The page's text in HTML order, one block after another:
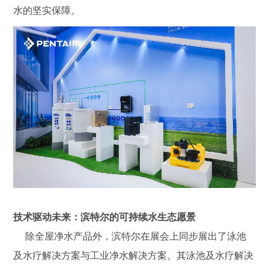
水的坚实保障。
技术驱动未来：滨特尔的可持续水生态愿景
除全屋净水产品外，滨特尔在展会上同步展出了泳池
及水疗解决方案与工业净水解决方案。其泳池及水疗解决